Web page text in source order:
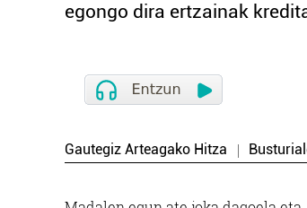
egongo dira ertzainak
Gautegiz Arteagako Hitza